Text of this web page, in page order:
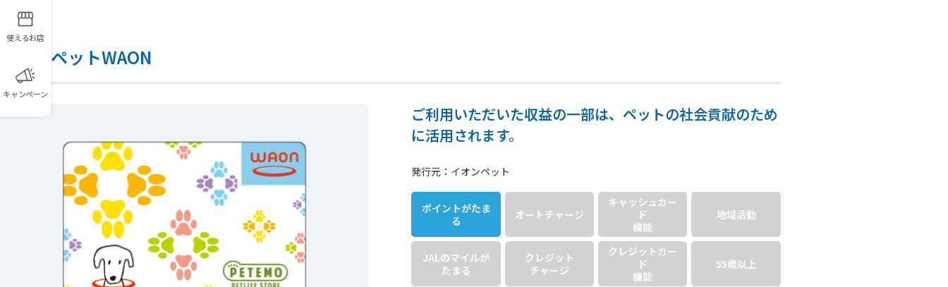
使えるお店
キャンペーン
イオンペットWAON
ご利用いただいた収益の一部は、ペットの社会貢献のため
に活用されます。
発行元：イオンペット
ポイントがたま
る
オートチャージ
キャッシュカー
ド
機能
地域活動
JALのマイルが
たまる
クレジット
チャージ
クレジットカー
ド
機能
55歳以上